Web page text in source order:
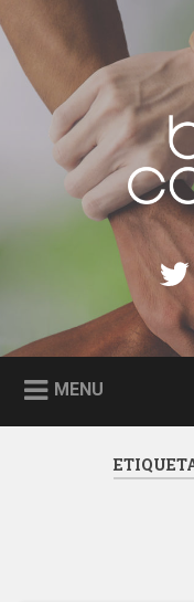
to
content
Search
Bien Común
MENU